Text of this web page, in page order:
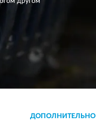
ДОПОЛНИТЕЛЬНО